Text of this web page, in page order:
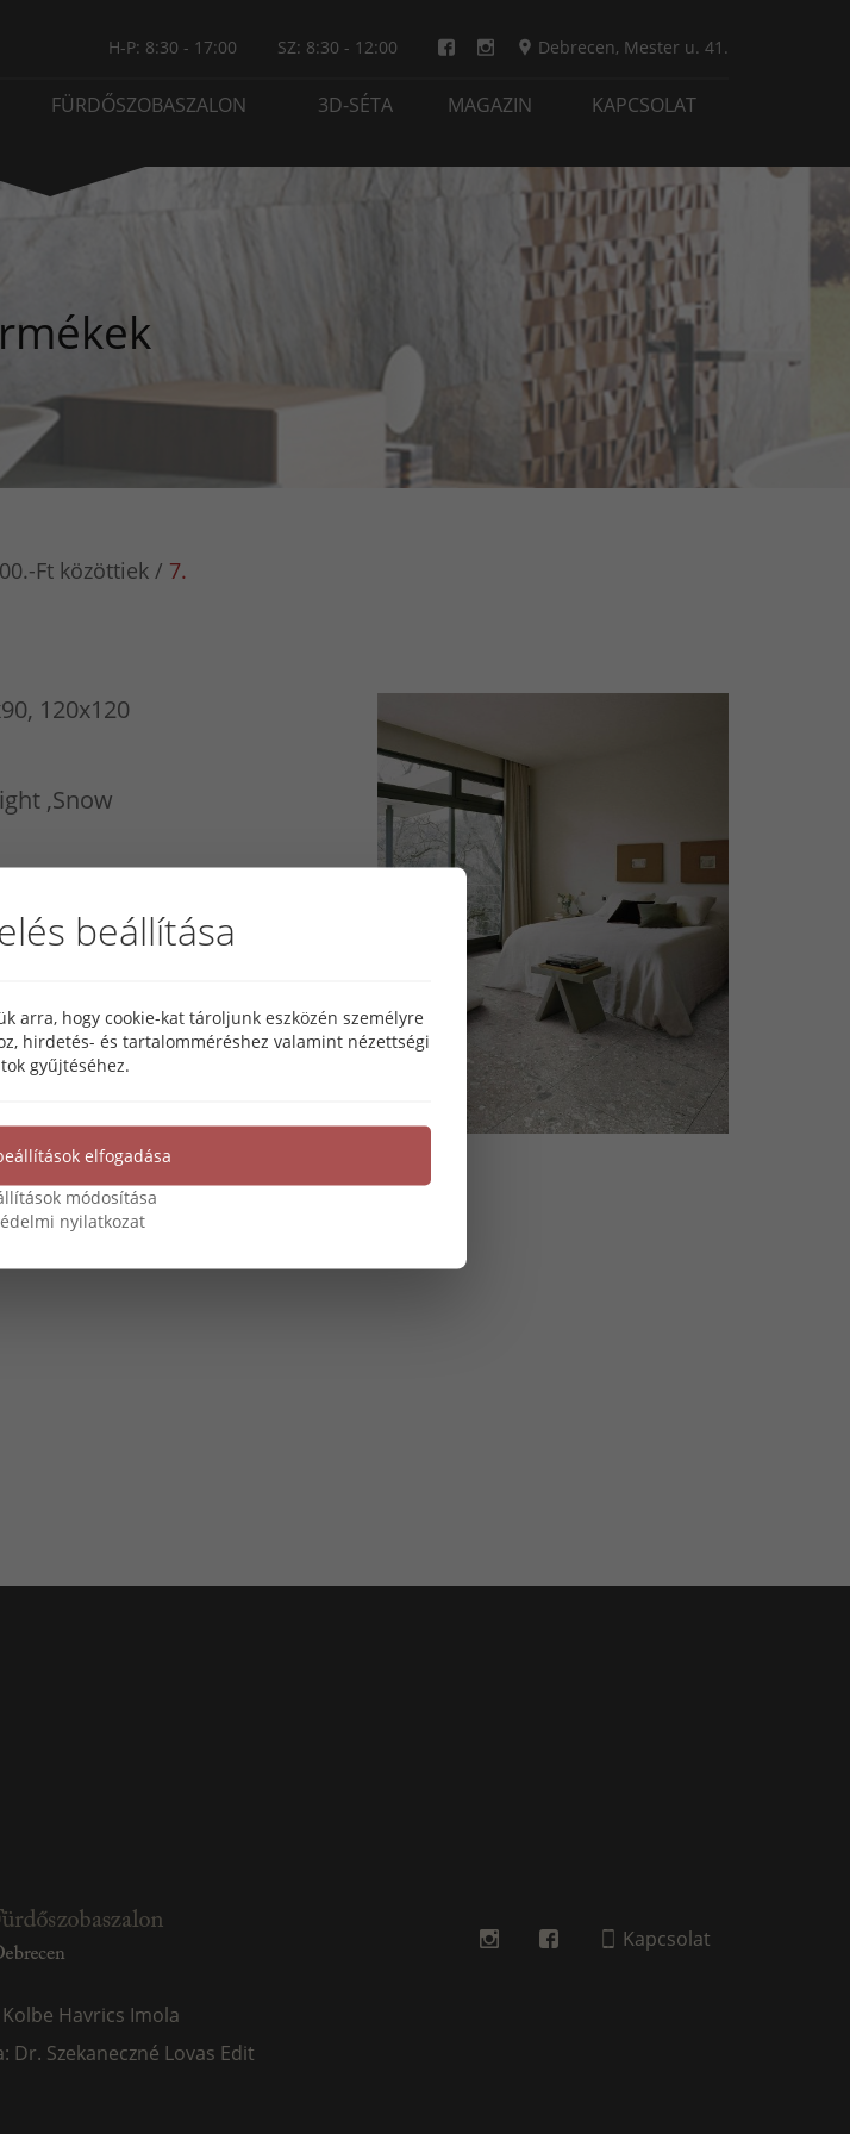
H-P: 8:30 - 17:00 SZ: 8:30 - 12:00 Debrecen, Mester u. 41.
FÜRDŐSZOBASZALON 3D-SÉTA MAGAZIN KAPCSOLAT
Ft közöttiek 7.
120x120
,Snow
Havrics Imola
Dr. Szekaneczné Lovas Edit
Kapcsolat
beállítása
arra, hogy cookie-kat tároljunk eszközén személyre
hirdetés- és tartalomméréshez valamint nézettségi
gyűjtéséhez.
elfogadása
módosítása
nyilatkozat